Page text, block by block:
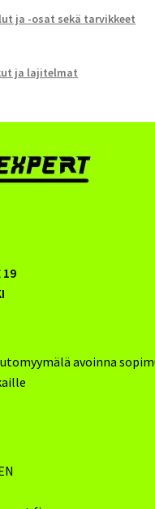
ja -osat sekä tarvikkeet
ja lajitelmat
19
avoinna